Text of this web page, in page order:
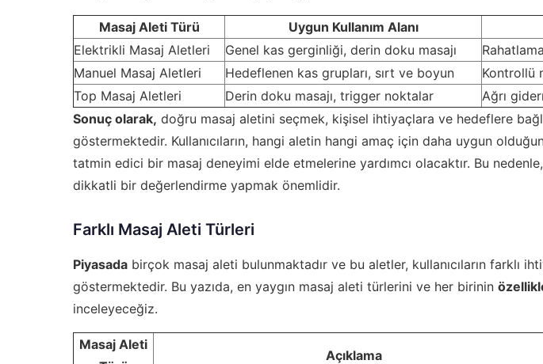
Masaj Aleti Türü Uygun Kullanım Alanı
Elektrikli Masaj Aletleri
Genel kas gerginliği, derin doku masajı
Manuel Masaj Aletleri
Hedeflenen kas grupları, sırt ve boyun
Kontrollü
Top Masaj Aletleri
Derin doku masajı, trigger noktalar
Ağrı
Sonuç olarak, doğru masaj aletini seçmek, kişisel ihtiyaçlara ve hedeflere
göstermektedir. Kullanıcıların, hangi aletin hangi amaç için daha uygun
tatmin edici bir masaj deneyimi elde etmelerine yardımcı olacaktır. Bu
dikkatli bir değerlendirme yapmak önemlidir.
Farklı Masaj Aleti Türleri
Piyasada birçok masaj aleti bulunmaktadır ve bu aletler, kullanıcıların farklı
göstermektedir. Bu yazıda, en yaygın masaj aleti türlerini ve her birinin
inceleyeceğiz.
Masaj Aleti
Açıklama